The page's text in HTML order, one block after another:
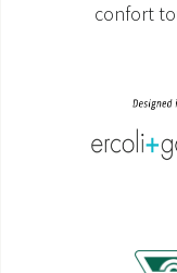
DOCUMENTATIONS
confort